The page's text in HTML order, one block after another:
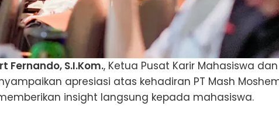
Fernando, S.I.Kom., Ketua Pusat Karir Mahasiswa dan
apresiasi atas kehadiran PT Mash
insight langsung kepada mahasiswa.